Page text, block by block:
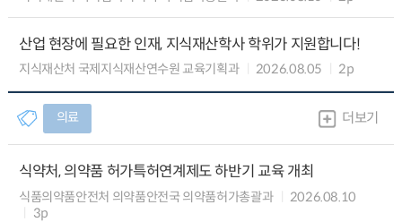
산업 현장에 필요한 인재, 지식재산학사 학위가 지원합니다!
지식재산처 국제지식재산연수원 교육기획과 2026.08.05 2p
의료 더보기
식약처, 의약품 허가특허연계제도 하반기 교육 개최
식품의약품안전처 의약품안전국 의약품허가총괄과
2026.08.10
3p